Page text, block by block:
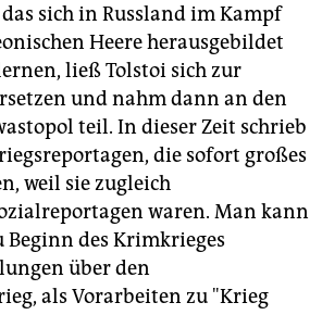
sich in Russland im Kampf
Heere herausgebildet
ließ Tolstoi sich zur
und nahm dann an den
teil. In dieser Zeit schrieb
die sofort großes
weil sie zugleich
waren. Man kann
Beginn des Krimkrieges
über den
als Vorarbeiten zu "Krieg